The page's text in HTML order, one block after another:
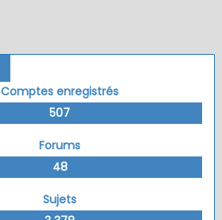
Comptes enregistrés
507
Forums
48
Sujets